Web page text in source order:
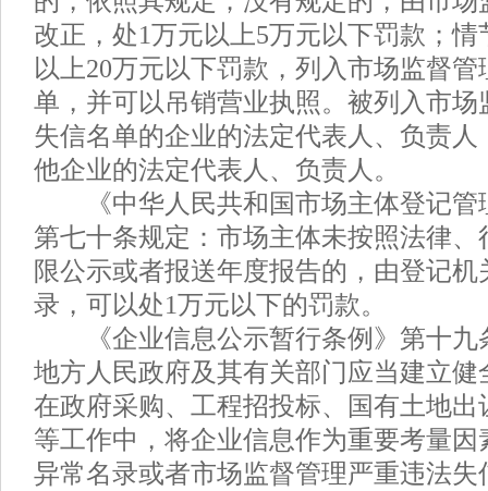
改正，处1万元以上5万元以下罚款；
以上20万元以下罚款，列入市场监督
单，并可以吊销营业执照。被列入市场
失信名单的企业的法定代表人、负责人
他企业的法定代表人、负责人。
《中华人民共和国市场主体登记管
第七十条规定：市场主体未按照法律
限公示或者报送年度报告的，由登记
录，可以处1万元以下的罚款。
《企业信息公示暂行条例》第十九
地方人民政府及其有关部门应当建立健
在政府采购、工程招投标、国有土地出
等工作中，将企业信息作为重要考量
异常名录或者市场监督管理严重违法失